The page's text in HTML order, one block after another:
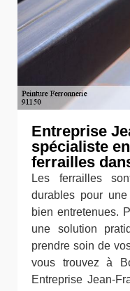
Entreprise
spécialiste
ferrailles
Les ferrailles
durables pour une
bien entretenues.
une solution
prendre soin de
vous trouvez à
Entreprise Jean-